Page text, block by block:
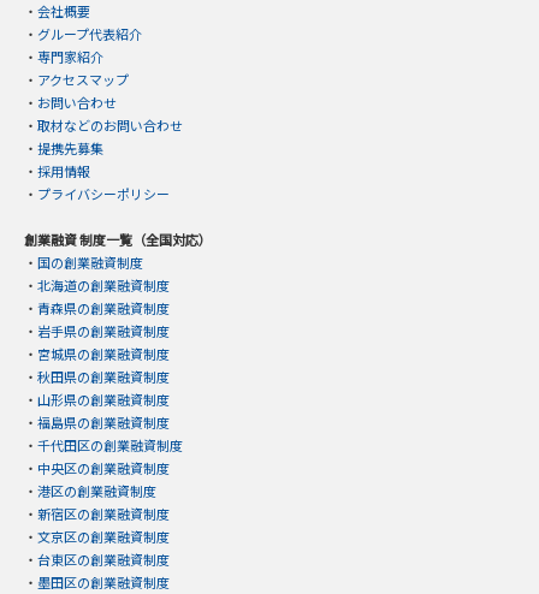
・ 会社概要
・ グループ代表紹介
・ 専門家紹介
・ アクセスマップ
・ お問い合わせ
・ 取材などのお問い合わせ
・ 提携先募集
・ 採用情報
・ プライバシーポリシー
創業融資 制度一覧（全国対応）
・ 国の創業融資制度
・ 北海道の創業融資制度
・ 青森県の創業融資制度
・ 岩手県の創業融資制度
・ 宮城県の創業融資制度
・ 秋田県の創業融資制度
・ 山形県の創業融資制度
・ 福島県の創業融資制度
・ 千代田区の創業融資制度
・ 中央区の創業融資制度
・ 港区の創業融資制度
・ 新宿区の創業融資制度
・ 文京区の創業融資制度
・ 台東区の創業融資制度
・ 墨田区の創業融資制度